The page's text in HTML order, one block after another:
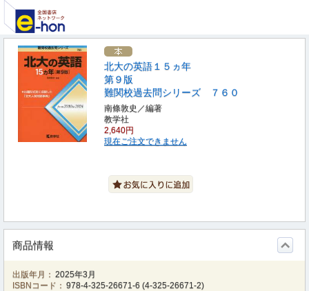
北大の英語１５ヵ年
第９版
難関校過去問シリーズ ７６０
南條敦史／編著
教学社
2,640円
現在ご注文できません
商品情報
出版年月： 2025年3月
ISBNコード： 978-4-325-26671-6 (4-325-26671-2)